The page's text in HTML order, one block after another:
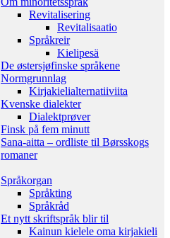
Revitalisering
Revitalisaatio
Språkreir
Kielipesä
De østersjøfinske språkene
Normgrunnlag
Kirjakielialternatiiviita
Kvenske dialekter
Dialektprøver
Finsk på fem minutt
Sana-aitta – ordliste til Børsskogs
romaner
Språkorgan
Språkting
Språkråd
Et nytt skriftspråk blir til
Kainun kielele oma kirjakieli